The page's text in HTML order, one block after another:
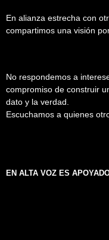
En alianza estrecha con
compartimos una visión
No respondemos a
compromiso de construir
dato y la verdad.
Escuchamos a quienes
EN ALTA VOZ ES